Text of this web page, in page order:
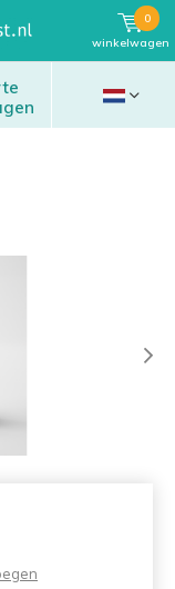
winkelwagen
0